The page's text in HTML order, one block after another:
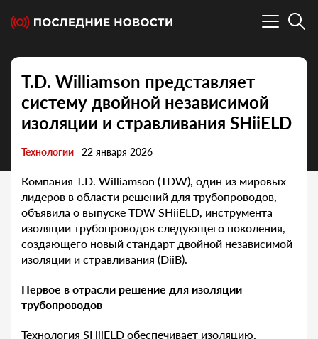
T.D. Williamson представляет
систему двойной независимой
изоляции и стравливания SHiiELD
Технологии 22 января 2026
Компания T.D. Williamson (TDW), один из мировых
лидеров в области решений для трубопроводов,
объявила о выпуске TDW SHiiELD, инструмента
изоляции трубопроводов следующего поколения,
создающего новый стандарт двойной независимой
изоляции и стравливания (DiiB).
Первое в отрасли решение для изоляции
трубопроводов
Технология SHiiELD обеспечивает изоляцию,